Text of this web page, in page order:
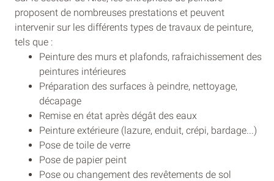
proposent de nombreuses prestations et peuvent
intervenir sur les différents types de travaux de peinture,
tels que :
Peinture des murs et plafonds, rafraichissement des
peintures intérieures
Préparation des surfaces à peindre, nettoyage,
décapage
Remise en état après dégât des eaux
Peinture extérieure (lazure, enduit, crépi, bardage...)
Pose de toile de verre
Pose de papier peint
Pose ou changement des revêtements de sol